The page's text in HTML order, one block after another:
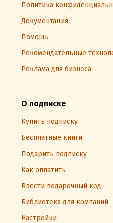
Политика
Документация
Помощь
Рекомендательные
Реклама для бизнеса
О подписке
Купить подписку
Бесплатные книги
Подарить подписку
Как оплатить
Ввести подарочный код
Библиотека для компаний
Настройки